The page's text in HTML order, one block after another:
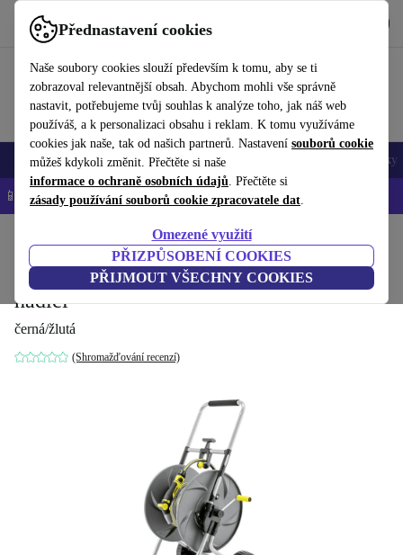
Přednastavení cookies
Naše soubory cookies slouží především k tomu, aby se ti
zobrazoval relevantnější obsah. Abychom mohli vše správně
nastavit, potřebujeme tvůj souhlas k analýze toho, jak náš web
používáš, a k personalizaci obsahu i reklam. K tomu využíváme
cookies jak naše, tak od našich partnerů. Nastavení souborů cookie
můžeš kdykoli změnit. Přečtěte si naše
informace o ochraně osobních údajů. Přečtěte si
zásady používání souborů cookie zpracovatele dat.
Omezené využití
PŘIZPŮSOBENÍ COOKIES
PŘIJMOUT VŠECHNY COOKIES
Používejte refurbed rychle a snadno
Mobily a smartphony Notebooky Tablety Doplňky
📱 -5 % NAVÍC na všechny iPhony – kód: IPHONEDEAL-
Zahradní nářadí
Kärcher HT 80 M Kit Kovový naviják na
hadici
černá/žlutá
(Shromažďování recenzí)